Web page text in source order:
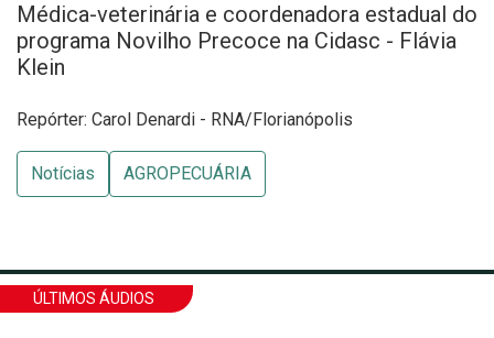
Médica-veterinária e coordenadora estadual do
programa Novilho Precoce na Cidasc - Flávia
Klein
Repórter: Carol Denardi - RNA/Florianópolis
Notícias AGROPECUÁRIA
ÚLTIMOS ÁUDIOS